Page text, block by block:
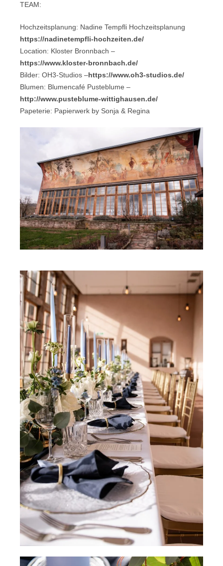
TEAM:
Hochzeitsplanung: Nadine Tempfli Hochzeitsplanung
https://nadinetempfli-hochzeiten.de/
Location: Kloster Bronnbach –
https://www.kloster-bronnbach.de/
Bilder: OH3-Studios –https://www.oh3-studios.de/
Blumen: Blumencafé Pusteblume –
http://www.pusteblume-wittighausen.de/
Papeterie: Papierwerk by Sonja & Regina